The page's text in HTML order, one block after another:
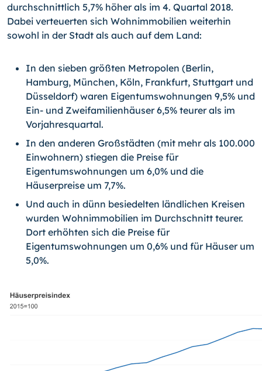
durchschnittlich 5,7% höher als im 4. Quartal 2018.
Dabei verteuerten sich Wohnimmobilien weiterhin
sowohl in der Stadt als auch auf dem Land:
In den sieben größten Metropolen (Berlin,
Hamburg, München, Köln, Frankfurt, Stuttgart und
Düsseldorf) waren Eigentumswohnungen 9,5% und
Ein- und Zweifamilienhäuser 6,5% teurer als im
Vorjahresquartal.
In den anderen Großstädten (mit mehr als 100.000
Einwohnern) stiegen die Preise für
Eigentumswohnungen um 6,0% und die
Häuserpreise um 7,7%.
Und auch in dünn besiedelten ländlichen Kreisen
wurden Wohnimmobilien im Durchschnitt teurer.
Dort erhöhten sich die Preise für
Eigentumswohnungen um 0,6% und für Häuser um
5,0%.